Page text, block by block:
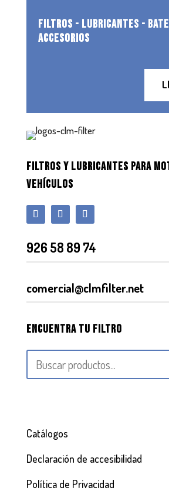
FILTROS - LUBRICANTES -
ACCESORIOS
FILTROS Y LUBRICANTES PARA
VEHÍCULOS
926 58 89 74
comercial@clmfilter.net
Encuentra tu filtro
Catálogos
Declaración de accesibilidad
Política de Privacidad